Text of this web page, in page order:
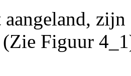
Figuur